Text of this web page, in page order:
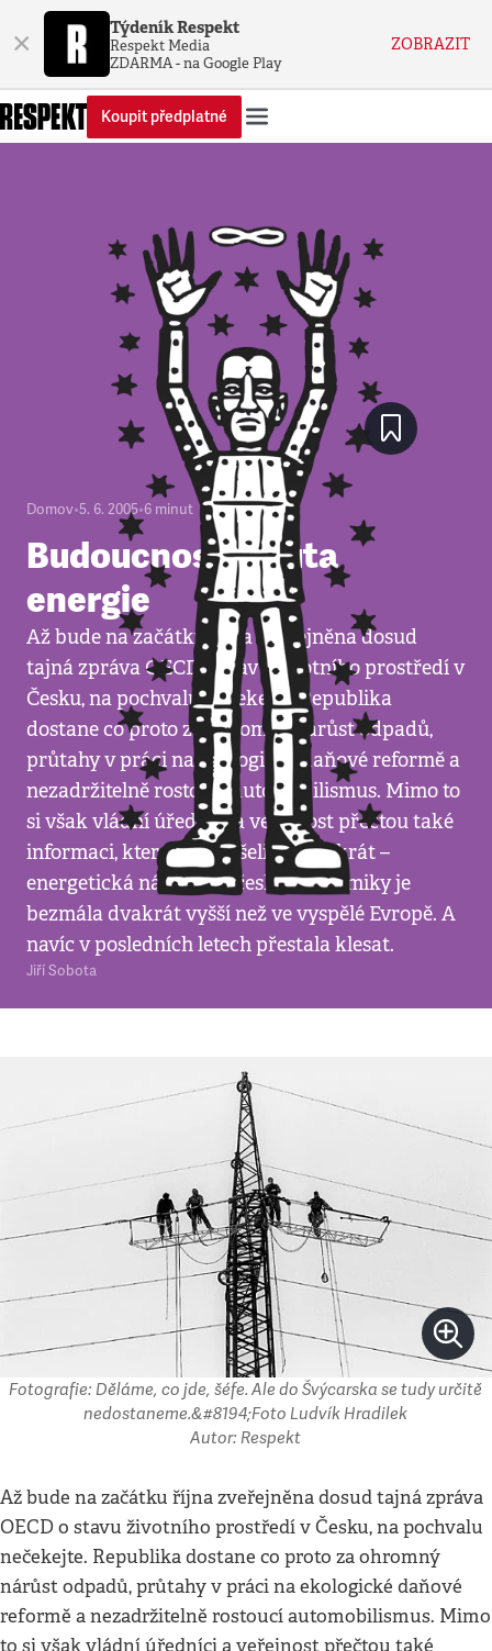
× Týdeník Respekt
Respekt Media
ZDARMA - na Google Play
ZOBRAZIT
Koupit předplatné
Domov•5. 6. 2005•6 minut
Budoucnost žrouta
energie
Až bude na začátku října zveřejněna dosud
tajná zpráva OECD o stavu životního prostředí v
Česku, na pochvalu nečekejte. Republika
dostane co proto za ohromný nárůst odpadů,
průtahy v práci na ekologické daňové reformě a
nezadržitelně rostoucí automobilismus. Mimo to
si však vládní úředníci a veřejnost přečtou také
informaci, kterou už slyšeli mnohokrát –
energetická náročnost české ekonomiky je
bezmála dvakrát vyšší než ve vyspělé Evropě. A
navíc v posledních letech přestala klesat.
Jiří Sobota
Fotografie: Děláme, co jde, šéfe. Ale do Švýcarska se tudy určitě
nedostaneme.&#8194;Foto Ludvík Hradilek
Autor: Respekt
Až bude na začátku října zveřejněna dosud tajná zpráva
OECD o stavu životního prostředí v Česku, na pochvalu
nečekejte. Republika dostane co proto za ohromný
nárůst odpadů, průtahy v práci na ekologické daňové
reformě a nezadržitelně rostoucí automobilismus. Mimo
to si však vládní úředníci a veřejnost přečtou také